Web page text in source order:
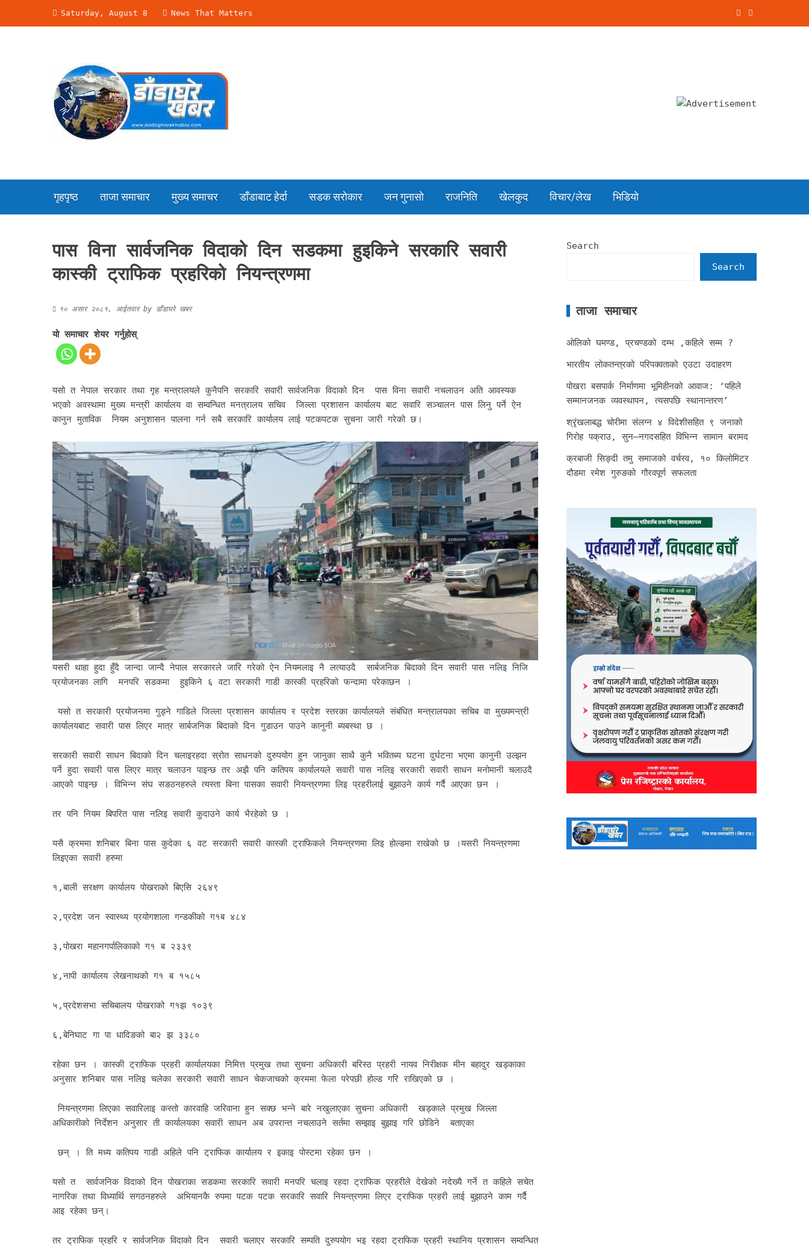
Saturday, August 8 News That Matters
गृहपृष्ठ ताजा समाचार मुख्य समाचर डाँडाबाट हेर्दा सडक सरोकार जन गुनासो राजनिति खेलकुद विचार/लेख भिडियो
पास विना सार्वजनिक विदाको दिन सडकमा हुइकिने सरकारि सवारी
कास्की ट्राफिक प्रहरिको नियन्त्रणमा
१० असार २०८१, आईतवारby डाँडाघरे खबर
यो समाचार शेयर गर्नुहोस्
यसो त नेपाल सरकार तथा गृह मन्त्रालयले कुनैपनि सरकारि सवारी सार्वजनिक विदाको दिन पास विना सवारी नचलाउन अति आवस्यक
भएको अवस्थामा मुख्य मन्त्री कार्यालय वा सम्वन्धित मनत्रालय सचिव जिल्ला प्रशासन कार्यालय बाट सवारि सञ्चालन पास लिनु पर्ने ऐन
कानुन मुताविक नियम अनुशासन पालना गर्न सबै सरकारि कार्यालय लाई पटकपटक सुचना जारी गरेको छ।
यसरी थाहा हुदा हुँदै जान्दा जान्दै नेपाल सरकारले जारि गरेको ऐन नियमलाइ नै लत्याउदै सार्बजनिक बिदाको दिन सवारी पास नलिइ निजि
प्रयोजनका लागि मनपरि सडकमा हुइकिने ६ वटा सरकारी गाडी कास्की प्रहरिको फन्दामा परेकाछन ।
यसो त सरकारी प्रयोजनमा गुड्ने गाडिले जिल्ला प्रशासन कार्यालय र प्रदेश स्तरका कार्यालयले संबंधित मन्त्रालयका सचिब वा मुख्यमन्त्री
कार्यालयबाट सवारी पास लिएर मात्र सार्बजनिक बिदाको दिन गुडाउन पाउने कानुनी ब्यबस्था छ ।
सरकारी सवारी साधन बिदाको दिन चलाइरहदा स्रोत साधनको दुरुपयोग हुन जानुका साथै कुनै भवितब्य घटना दुर्घटना भएमा कानुनी उल्झन
पर्ने हुदा सवारी पास लिएर मात्र चलाउन पाइन्छ तर अझै पनि कतिपय कार्यालयले सवारी पास नलिइ सरकारी सवारी साधन मनोमानी चलाउदै
आएको पाइन्छ । विभिन्न संघ सङठनहरुले त्यस्ता बिना पासका सवारी नियन्त्रणमा लिइ प्रहरीलाई बुझाउने कार्य गर्दै आएका छन ।
तर पनि नियम बिपरित पास नलिइ सवारी कुदाउने कार्य भैरहेको छ ।
यसै क्रममा शनिबार बिना पास कुदेका ६ वट सरकारी सवारी कास्की ट्राफिकले नियन्त्रणमा लिइ होल्डमा राखेको छ ।यसरी नियन्त्रणमा
लिइएका सवारी हरुमा
१,बाली सरक्षण कार्यालय पोखराको बिएसि २६४९
२,प्रदेश जन स्वास्थ्य प्रयोगशाला गन्डकीको ग१ब ४८४
३,पोखरा महानगर्पालिकाको ग१ ब २३३९
४,नापी कार्यालय लेखनाथको ग१ ब १५८५
५,प्रदेशसभा सचिबालय पोखराको ग१झ १०३९
६,बेनिघाट गा पा धादिङको बा२ झ ३३८०
रहेका छन । कास्की ट्राफिक प्रहरी कार्यालयका निमित्त प्रमुख तथा सुचना अधिकारी बरिस्ठ प्रहरी नायव निरीक्षक मीन बहादुर खड्काका
अनुसार शनिबार पास नलिइ चलेका सरकारी सवारी साधन चेकजाचको क्रममा फेला परेपछी होल्ड गरि राखिएको छ ।
नियन्त्रणमा लिएका सवारिलाइ कस्तो कारवाहि जरिवाना हुन सक्छ भन्ने बारे नखुलाएका सुचना अधिकारी खड्काले प्रमुख जिल्ला
अधिकारीको निर्देशन अनुसार ती कार्यालयका सवारी साधन अब उपरान्त नचलाउने सर्तमा सम्झाइ बुझाइ गरि छोडिने बताएका
छन् । ति मध्य कतिपय गाडी अहिले पनि ट्राफिक कार्यालय र इकाइ पोस्टमा रहेका छन ।
यसो त सार्वजनिक विदाको दिन पोखराका सडकमा सरकारि सवारी मनपरि चलाइ रहदा ट्राफिक प्रहरीले देखेको नदेख्यै गर्ने त कहिले सचेत
नागरिक तथा विध्यार्थि सगठनहरुले अभियानकै रुपमा पटक पटक सरकारि सवारि नियन्त्रणमा लिएर ट्राफिक प्रहरी लाई बुझाउने काम गर्दै
आइ रहेका छन्।
तर ट्राफिक प्रहरि र सार्वजनिक विदाको दिन सवारी चलाएर सरकारि सम्पति दुरुपयोग भइ रहदा ट्राफिक प्रहरी स्थानिय प्रशासन सम्वन्धित
Search
Search
ताजा समाचार
ओलिको घमण्ड, प्रचण्डको दम्भ ,कहिले सम्म ?
भारतीय लोकतन्त्रको परिपक्वताको एउटा उदाहरण
पोखरा बसपार्क निर्माणमा भूमिहीनको आवाज: ‘पहिले
सम्मानजनक व्यवस्थापन, त्यसपछि स्थानान्तरण’
श्रृंखलाबद्ध चोरीमा संलग्न ४ विदेशीसहित ९ जनाको
गिरोह पक्राउ, सुन–नगदसहित विभिन्न सामान बरामद
क्रबाजी सिङ्दी तमु समाजको वर्चस्व, १० किलोमिटर
दौडमा रमेश गुरुङको गौरवपूर्ण सफलता